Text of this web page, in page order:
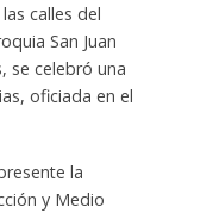
calles del
San Juan
se celebró una
oficiada en el
la
y Medio